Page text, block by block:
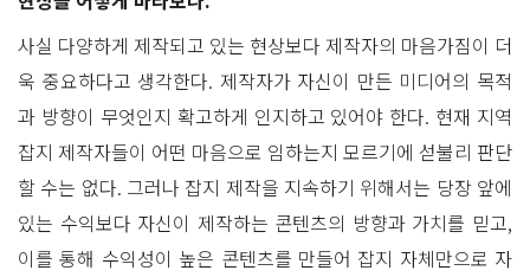
사실 다양하게 제작되고 있는 현상보다 제작자의 마음가짐이 더
욱 중요하다고 생각한다. 제작자가 자신이 만든 미디어의 목적
과 방향이 무엇인지 확고하게 인지하고 있어야 한다. 현재 지역
잡지 제작자들이 어떤 마음으로 임하는지 모르기에 섣불리 판단
할 수는 없다. 그러나 잡지 제작을 지속하기 위해서는 당장 앞에
있는 수익보다 자신이 제작하는 콘텐츠의 방향과 가치를 믿고,
이를 통해 수익성이 높은 콘텐츠를 만들어 잡지 자체만으로 자